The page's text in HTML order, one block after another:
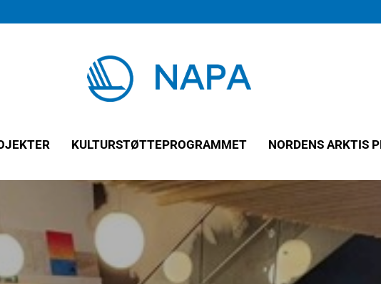
KULTURSTØTTEPROGRAMMET NORDENS ARKTIS